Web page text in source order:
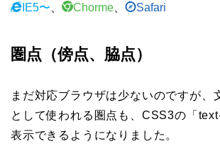
IE5〜
Chorme Safari
圏点（傍点、脇点）
まだ対応ブラウザは少ないのですが、
として使われる圏点も、CSS3の「
表示できるようになりました。